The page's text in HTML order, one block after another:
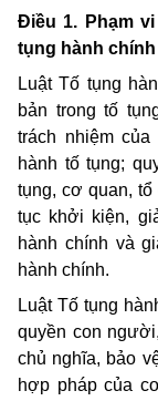
Điều 1. Phạm
tụng hành chính
Luật Tố tụng
bản trong tố
trách nhiệm
hành tố tụng;
tụng, cơ quan, tổ
tục khởi kiện,
hành chính và
hành chính.
Luật Tố tụng
quyền con
chủ nghĩa, bảo
hợp pháp của